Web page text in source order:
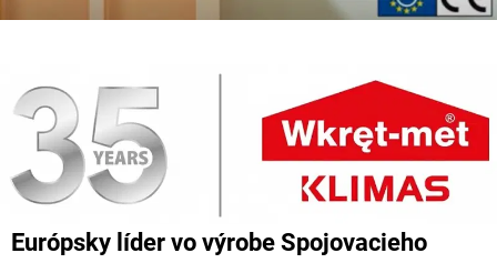
Európsky líder vo výrobe Spojovacieho